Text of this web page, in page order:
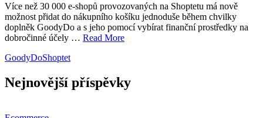
Více než 30 000 e-shopů provozovaných na Shoptetu má nově
možnost přidat do nákupního košíku jednoduše během chvilky
doplněk GoodyDo a s jeho pomocí vybírat finanční prostředky na
dobročinné účely … Read More
GoodyDoShoptet
Nejnovější příspěvky